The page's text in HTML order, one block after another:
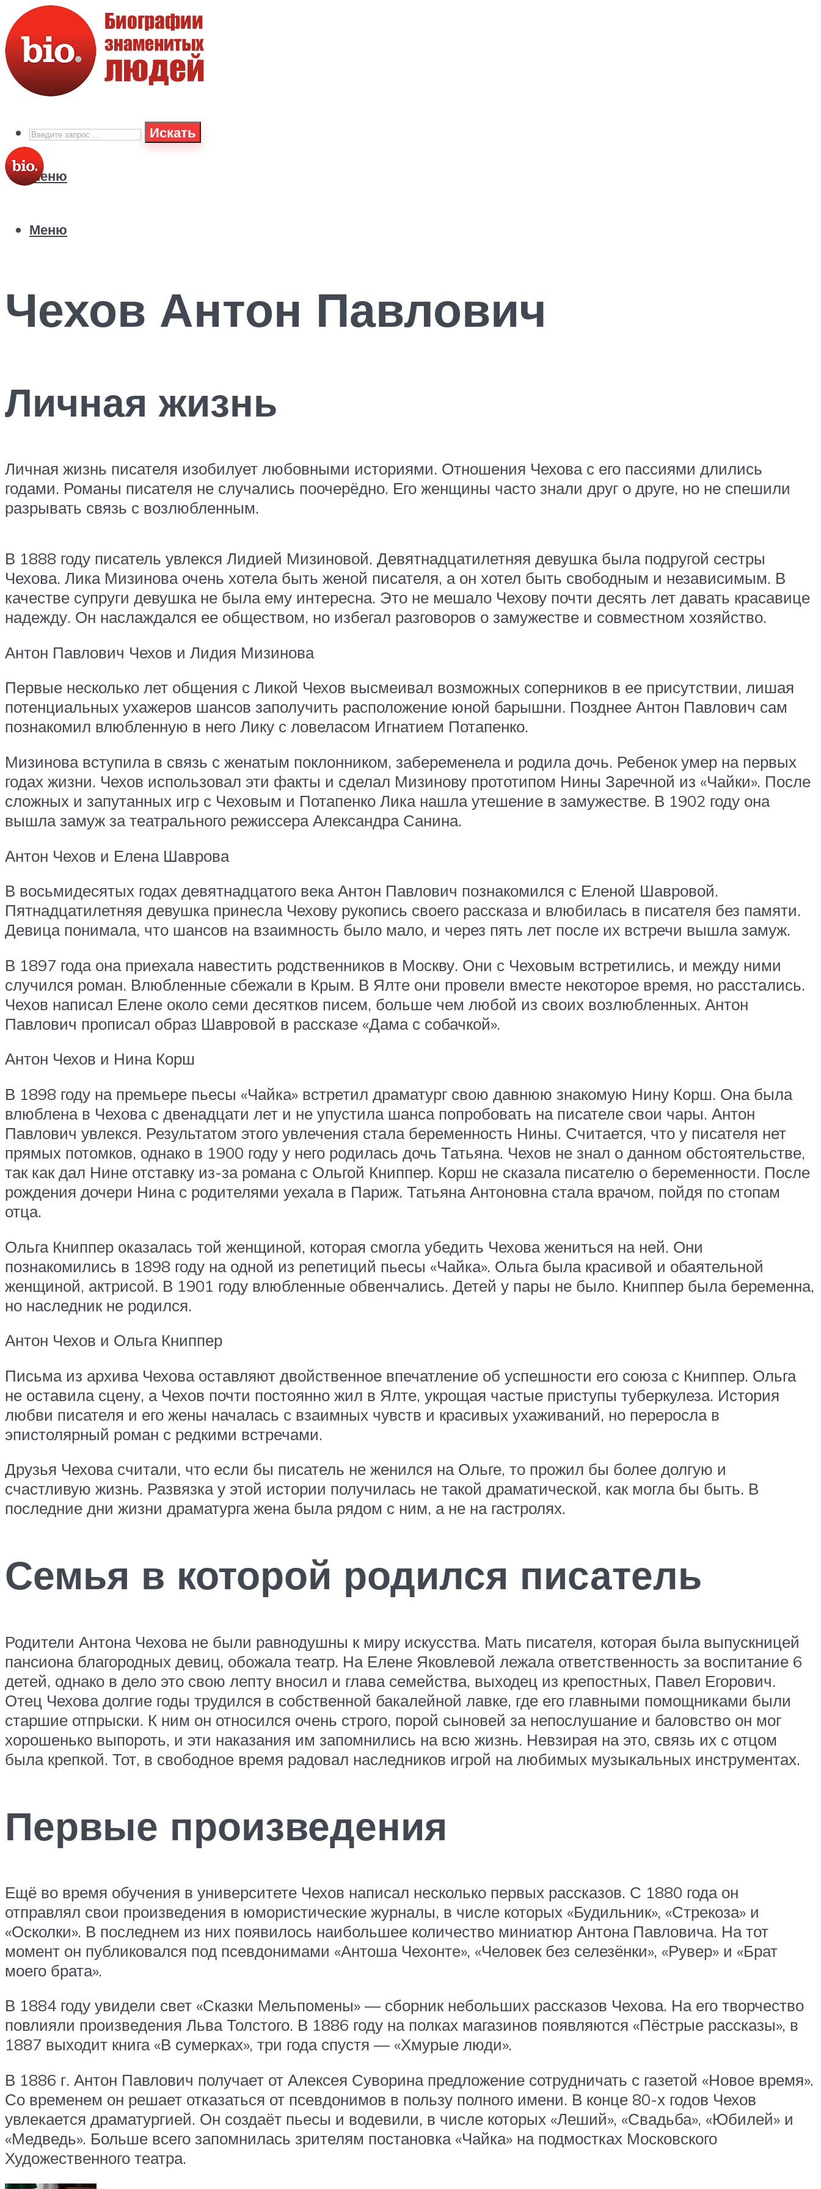
Искать
Меню
Меню
Чехов Антон Павлович
Личная жизнь
Личная жизнь писателя изобилует любовными историями. Отношения Чехова с его пассиями длились
годами. Романы писателя не случались поочерёдно. Его женщины часто знали друг о друге, но не спешили
разрывать связь с возлюбленным.
В 1888 году писатель увлекся Лидией Мизиновой. Девятнадцатилетняя девушка была подругой сестры
Чехова. Лика Мизинова очень хотела быть женой писателя, а он хотел быть свободным и независимым. В
качестве супруги девушка не была ему интересна. Это не мешало Чехову почти десять лет давать красавице
надежду. Он наслаждался ее обществом, но избегал разговоров о замужестве и совместном хозяйство.
Антон Павлович Чехов и Лидия Мизинова
Первые несколько лет общения с Ликой Чехов высмеивал возможных соперников в ее присутствии, лишая
потенциальных ухажеров шансов заполучить расположение юной барышни. Позднее Антон Павлович сам
познакомил влюбленную в него Лику с ловеласом Игнатием Потапенко.
Мизинова вступила в связь с женатым поклонником, забеременела и родила дочь. Ребенок умер на первых
годах жизни. Чехов использовал эти факты и сделал Мизинову прототипом Нины Заречной из «Чайки». После
сложных и запутанных игр с Чеховым и Потапенко Лика нашла утешение в замужестве. В 1902 году она
вышла замуж за театрального режиссера Александра Санина.
Антон Чехов и Елена Шаврова
В восьмидесятых годах девятнадцатого века Антон Павлович познакомился с Еленой Шавровой.
Пятнадцатилетняя девушка принесла Чехову рукопись своего рассказа и влюбилась в писателя без памяти.
Девица понимала, что шансов на взаимность было мало, и через пять лет после их встречи вышла замуж.
В 1897 года она приехала навестить родственников в Москву. Они с Чеховым встретились, и между ними
случился роман. Влюбленные сбежали в Крым. В Ялте они провели вместе некоторое время, но расстались.
Чехов написал Елене около семи десятков писем, больше чем любой из своих возлюбленных. Антон
Павлович прописал образ Шавровой в рассказе «Дама с собачкой».
Антон Чехов и Нина Корш
В 1898 году на премьере пьесы «Чайка» встретил драматург свою давнюю знакомую Нину Корш. Она была
влюблена в Чехова с двенадцати лет и не упустила шанса попробовать на писателе свои чары. Антон
Павлович увлекся. Результатом этого увлечения стала беременность Нины. Считается, что у писателя нет
прямых потомков, однако в 1900 году у него родилась дочь Татьяна. Чехов не знал о данном обстоятельстве,
так как дал Нине отставку из-за романа с Ольгой Книппер. Корш не сказала писателю о беременности. После
рождения дочери Нина с родителями уехала в Париж. Татьяна Антоновна стала врачом, пойдя по стопам
отца.
Ольга Книппер оказалась той женщиной, которая смогла убедить Чехова жениться на ней. Они
познакомились в 1898 году на одной из репетиций пьесы «Чайка». Ольга была красивой и обаятельной
женщиной, актрисой. В 1901 году влюбленные обвенчались. Детей у пары не было. Книппер была беременна,
но наследник не родился.
Антон Чехов и Ольга Книппер
Письма из архива Чехова оставляют двойственное впечатление об успешности его союза с Книппер. Ольга
не оставила сцену, а Чехов почти постоянно жил в Ялте, укрощая частые приступы туберкулеза. История
любви писателя и его жены началась с взаимных чувств и красивых ухаживаний, но переросла в
эпистолярный роман с редкими встречами.
Друзья Чехова считали, что если бы писатель не женился на Ольге, то прожил бы более долгую и
счастливую жизнь. Развязка у этой истории получилась не такой драматической, как могла бы быть. В
последние дни жизни драматурга жена была рядом с ним, а не на гастролях.
Семья в которой родился писатель
Родители Антона Чехова не были равнодушны к миру искусства. Мать писателя, которая была выпускницей
пансиона благородных девиц, обожала театр. На Елене Яковлевой лежала ответственность за воспитание 6
детей, однако в дело это свою лепту вносил и глава семейства, выходец из крепостных, Павел Егорович.
Отец Чехова долгие годы трудился в собственной бакалейной лавке, где его главными помощниками были
старшие отпрыски. К ним он относился очень строго, порой сыновей за непослушание и баловство он мог
хорошенько выпороть, и эти наказания им запомнились на всю жизнь. Невзирая на это, связь их с отцом
была крепкой. Тот, в свободное время радовал наследников игрой на любимых музыкальных инструментах.
Первые произведения
Ещё во время обучения в университете Чехов написал несколько первых рассказов. С 1880 года он
отправлял свои произведения в юмористические журналы, в числе которых «Будильник», «Стрекоза» и
«Осколки». В последнем из них появилось наибольшее количество миниатюр Антона Павловича. На тот
момент он публиковался под псевдонимами «Антоша Чехонте», «Человек без селезёнки», «Рувер» и «Брат
моего брата».
В 1884 году увидели свет «Сказки Мельпомены» — сборник небольших рассказов Чехова. На его творчество
повлияли произведения Льва Толстого. В 1886 году на полках магазинов появляются «Пёстрые рассказы», в
1887 выходит книга «В сумерках», три года спустя — «Хмурые люди».
В 1886 г. Антон Павлович получает от Алексея Суворина предложение сотрудничать с газетой «Новое время».
Со временем он решает отказаться от псевдонимов в пользу полного имени. В конце 80-х годов Чехов
увлекается драматургией. Он создаёт пьесы и водевили, в числе которых «Леший», «Свадьба», «Юбилей» и
«Медведь». Больше всего запомнилась зрителям постановка «Чайка» на подмостках Московского
Художественного театра.